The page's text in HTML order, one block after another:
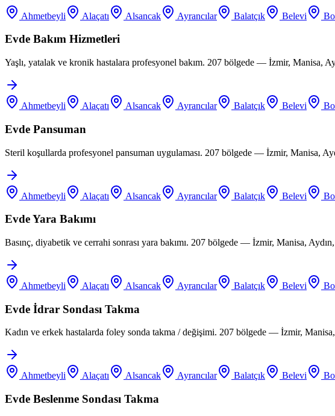
Ahmetbeyli Alaçatı Alsancak Ayrancılar Balatçık Belevi
Evde Bakım Hizmetleri
Yaşlı, yatalak ve kronik hastalara profesyonel bakım. 207 bölgede — İzmir, Manisa,
Ahmetbeyli Alaçatı Alsancak Ayrancılar Balatçık Belevi
Evde Pansuman
Steril koşullarda profesyonel pansuman uygulaması. 207 bölgede — İzmir, Manisa,
Ahmetbeyli Alaçatı Alsancak Ayrancılar Balatçık Belevi
Evde Yara Bakımı
Basınç, diyabetik ve cerrahi sonrası yara bakımı. 207 bölgede — İzmir, Manisa,
Ahmetbeyli Alaçatı Alsancak Ayrancılar Balatçık Belevi
Evde İdrar Sondası Takma
Kadın ve erkek hastalarda foley sonda takma / değişimi. 207 bölgede — İzmir,
Ahmetbeyli Alaçatı Alsancak Ayrancılar Balatçık Belevi
Evde Beslenme Sondası Takma